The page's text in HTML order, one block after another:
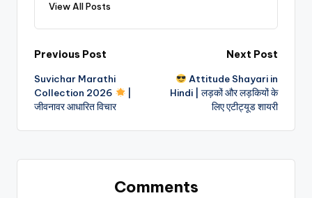
View All Posts
Previous Post
Suvichar Marathi
Collection 2026
जीवनावर आधारित विचार
Next Post
Attitude Shayari in
Hindi | लड़कों और लड़कियों के
लिए एटीट्यूड शायरी
Comments